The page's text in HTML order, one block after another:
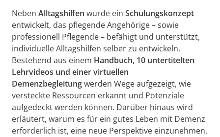
Neben Alltagshilfen wurde ein Schulungskonzept
entwickelt, das pflegende Angehörige – sowie
professionell Pflegende – befähigt und unterstützt,
individuelle Alltagshilfen selber zu entwickeln.
Bestehend aus einem Handbuch, 10 untertitelten
Lehrvideos und einer virtuellen
Demenzbegleitungwerden Wege aufgezeigt, wie
versteckte Ressourcen erkannt und Potenziale
aufgedeckt werden können. Darüber hinaus wird
erläutert, warum es für ein gutes Leben mit Demenz
erforderlich ist, eine neue Perspektive einzunehmen.